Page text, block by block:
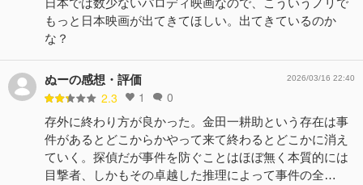
日本では数少ないパロディ映画なので、こういうノリで
もっと日本映画が出てきてほしい。出てきているのか
な？
ぬーの感想・評価
2.3 1 0
2026/03/16 22:40
存外に終わり方が良かった。金田一耕助という存在は事
件があるとどこからかやって来て終わるとどこかに消え
ていく。探偵だが事件を防ぐことはほぼ無く本質的には
目撃者、しかもその卓越した推理によって事件の全…